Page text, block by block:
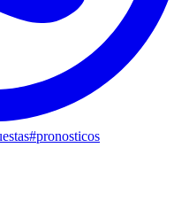
#pronosticos